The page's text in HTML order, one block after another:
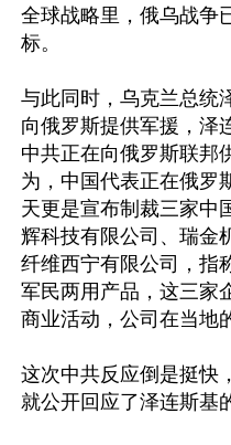
全球战略里，俄乌战争
标。
与此同时，乌克兰总统
向俄罗斯提供军援，泽
中共正在向俄罗斯联邦
为，中国代表正在俄罗
天更是宣布制裁三家中
辉科技有限公司、瑞金
纤维西宁有限公司，指
军民两用产品，这三家
商业活动，公司在当地
这次中共反应倒是挺快
就公开回应了泽连斯基